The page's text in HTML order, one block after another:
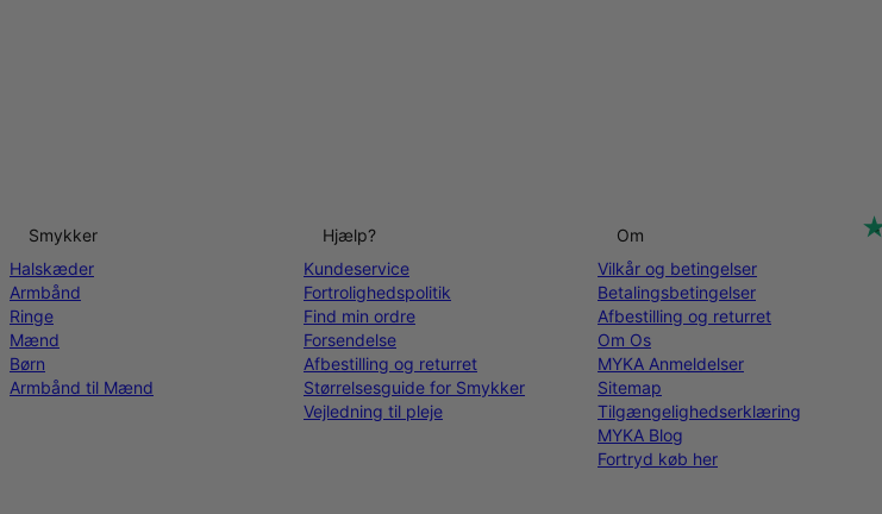
Smykker
Halskæder
Armbånd
Ringe
Mænd
Børn
Armbånd til Mænd
Hjælp?
Kundeservice
Fortrolighedspolitik
Find min ordre
Forsendelse
Afbestilling og returret
Størrelsesguide for Smykker
Vejledning til pleje
Om
Vilkår og betingelser
Betalingsbetingelser
Afbestilling og returret
Om Os
MYKA Anmeldelser
Sitemap
Tilgængelighedserklæring
MYKA Blog
Fortryd køb her